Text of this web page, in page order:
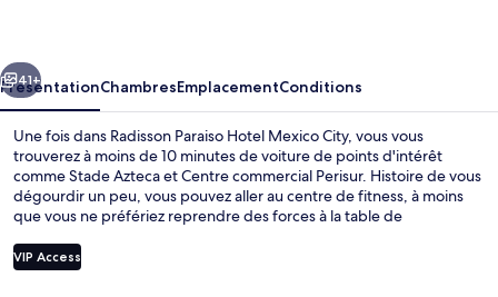
City
Suivant
41+
PrésentationChambresEmplacementConditions
Une fois dans Radisson Paraiso Hotel Mexico City, vous vous
trouverez à moins de 10 minutes de voiture de points d'intérêt
comme Stade Azteca et Centre commercial Perisur. Histoire de vous
dégourdir un peu, vous pouvez aller au centre de fitness, à moins
que vous ne préfériez reprendre des forces à la table de
lieu et est ouvert à l'heure du déjeuner et du dîner. Parmi les
avantages offerts par cet hébergement : un bar / salon, une
VIP Access